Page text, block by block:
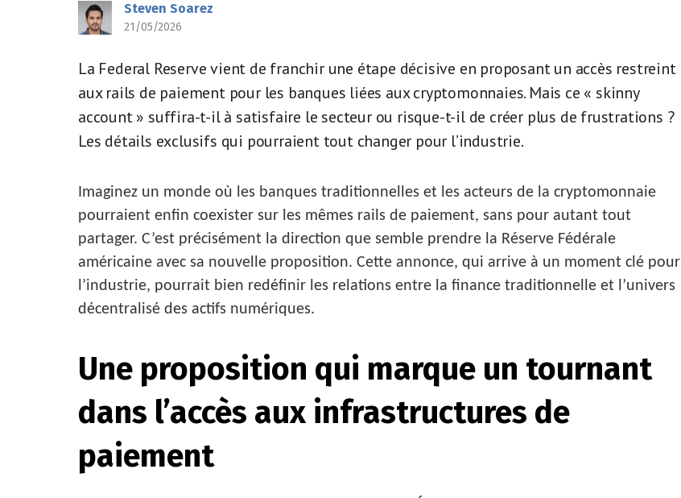
Steven Soarez
21/05/2026
La Federal Reserve vient de franchir une étape décisive en proposant un accès restreint
aux rails de paiement pour les banques liées aux cryptomonnaies. Mais ce « skinny
account » suffira-t-il à satisfaire le secteur ou risque-t-il de créer plus de frustrations ?
Les détails exclusifs qui pourraient tout changer pour l’industrie.
Imaginez un monde où les banques traditionnelles et les acteurs de la cryptomonnaie
pourraient enfin coexister sur les mêmes rails de paiement, sans pour autant tout
partager. C’est précisément la direction que semble prendre la Réserve Fédérale
américaine avec sa nouvelle proposition. Cette annonce, qui arrive à un moment clé pour
l’industrie, pourrait bien redéfinir les relations entre la finance traditionnelle et l’univers
décentralisé des actifs numériques.
Une proposition qui marque un tournant
dans l’accès aux infrastructures de
paiement